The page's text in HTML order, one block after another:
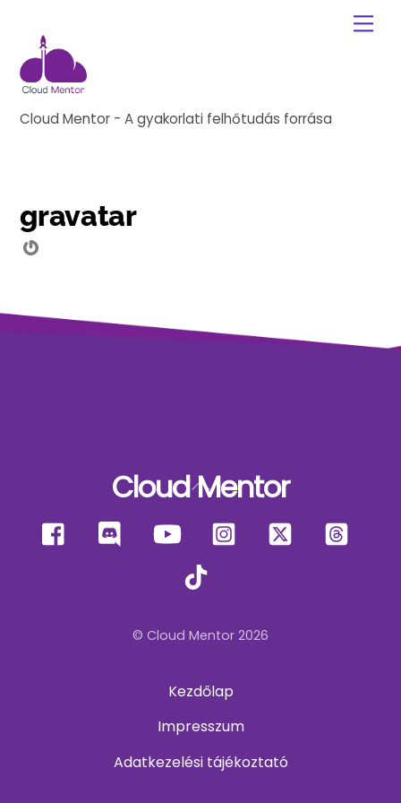
content
Cloud Mentor - A gyakorlati felhőtudás forrása
gravatar
Gravatar
Back
Top
Cloud Mentor
Facebook Discord YouTube Instagram
© Cloud Mentor 2026
Kezdőlap
Impresszum
Adatkezelési tájékoztató